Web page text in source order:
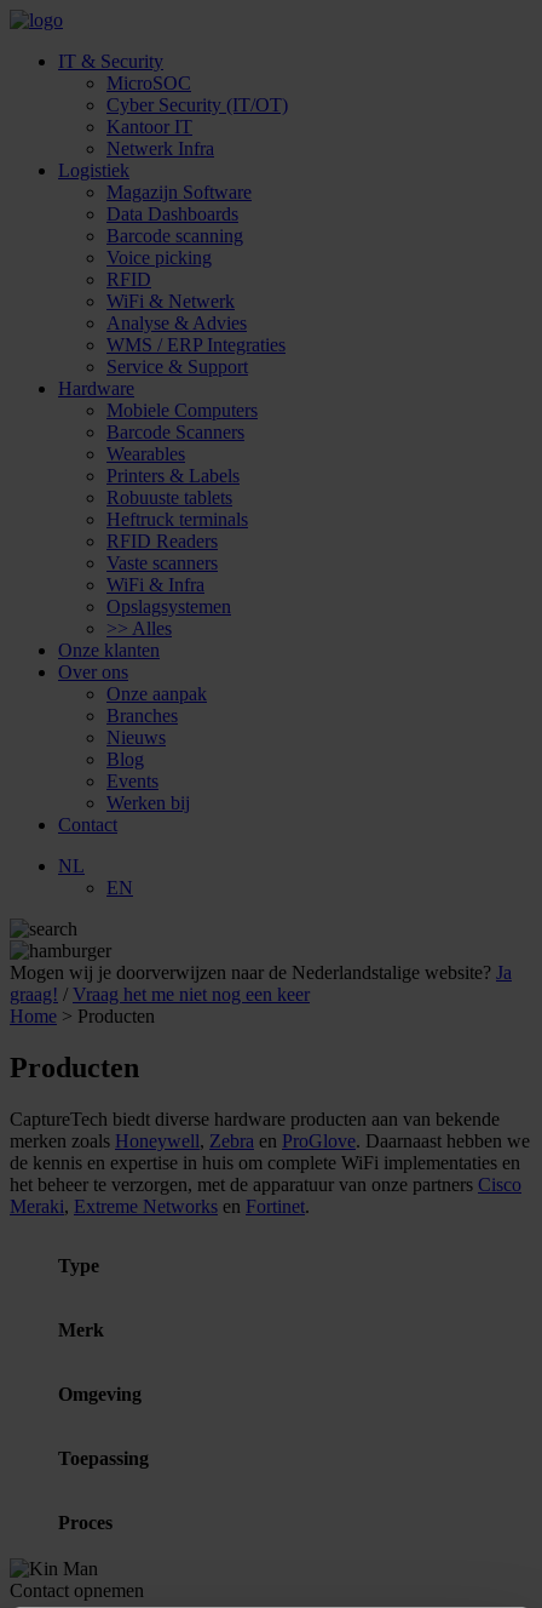
IT & Security
MicroSOC
Cyber Security (IT/OT)
Kantoor IT
Netwerk Infra
Logistiek
Magazijn Software
Data Dashboards
Barcode scanning
Voice picking
RFID
WiFi & Netwerk
Analyse & Advies
WMS / ERP Integraties
Service & Support
Hardware
Mobiele Computers
Barcode Scanners
Wearables
Printers & Labels
Robuuste tablets
Heftruck terminals
RFID Readers
Vaste scanners
WiFi & Infra
Opslagsystemen
>> Alles
Onze klanten
Over ons
Onze aanpak
Branches
Nieuws
Blog
Events
Werken bij
Contact
NL
EN
Mogen wij je doorverwijzen naar de Nederlandstalige website? Ja
graag! / Vraag het me niet nog een keer
Home > Producten
Producten
CaptureTech biedt diverse hardware producten aan van bekende
merken zoals Honeywell, Zebra en ProGlove. Daarnaast hebben we
de kennis en expertise in huis om complete WiFi implementaties en
het beheer te verzorgen, met de apparatuur van onze partners Cisco
Meraki, Extreme Networks en Fortinet.
Type
Merk
Omgeving
Toepassing
Proces
Contact opnemen